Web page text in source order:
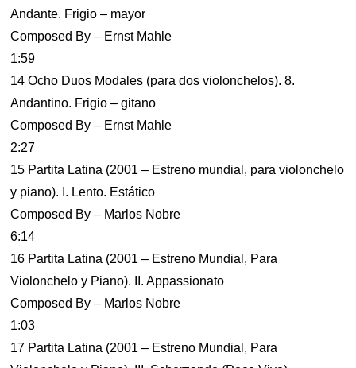
Andante. Frigio – mayor
Composed By – Ernst Mahle
1:59
14 Ocho Duos Modales (para dos violonchelos). 8.
Andantino. Frigio – gitano
Composed By – Ernst Mahle
2:27
15 Partita Latina (2001 – Estreno mundial, para violonchelo
y piano). I. Lento. Estático
Composed By – Marlos Nobre
6:14
16 Partita Latina (2001 – Estreno Mundial, Para
Violonchelo y Piano). II. Appassionato
Composed By – Marlos Nobre
1:03
17 Partita Latina (2001 – Estreno Mundial, Para